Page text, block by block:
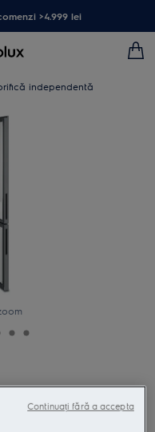
>4.999 lei
independentă
Frost clasă
Continuați fără a accepta